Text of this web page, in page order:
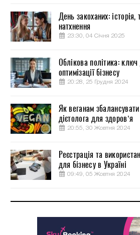
День закоханих: історія,
натхнення
23:30, 04 Січня 2025
Облікова політика: ключ
оптимізації бізнесу
20:28, 25 Грудня 2024
Як веганам
дієтолога для здоров’я
20:55, 30 Жовтня 2024
Реєстрація та
для бізнесу в Україні
09:49, 05 Жовтня 2024